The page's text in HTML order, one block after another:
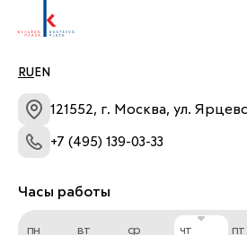
что здорово сэкономит Ваше
Наличие факультета
и маникюра в Академии Моне
постоянно повышать
на самом высоком уровне.
RU EN
121552, г. Москва, ул.
+7 (495) 139-03-33
Часы работы
пн
вт
ср
чт
пт